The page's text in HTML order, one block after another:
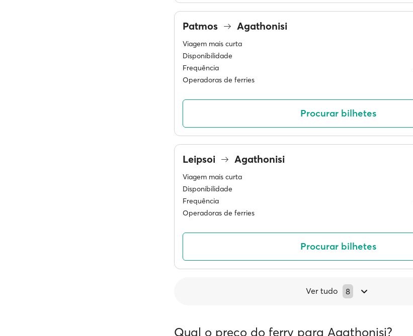
Patmos Agathonisi
Viagem mais curta
Disponibilidade
Frequência
Operadoras de ferries
Procurar bilhetes
Leipsoi Agathonisi
Viagem mais curta
Disponibilidade
Frequência
Operadoras de ferries
Procurar bilhetes
Ver tudo 8
Qual o preço do ferry para Agathonisi?